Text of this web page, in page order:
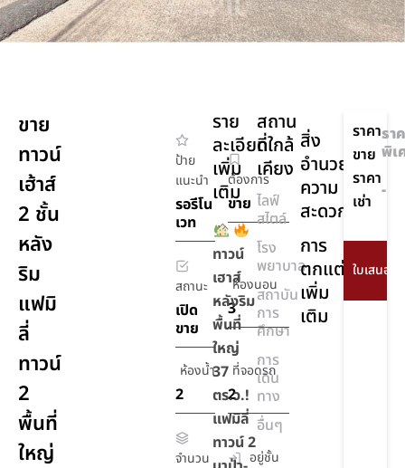
ขาย
ทาวน์
เฮ้าส์
2 ชั้น
หลัง
ริม
แฟมิ
ลี่
ทาวน์
2
พื้นที่
ใหญ่
ป้าย
แนะนำ
รอรีโน
เวท
ต้องการ
ขาย
สถานะ
เปิด
ขาย
ห้องนอน
3
ห้องน้ำ
2
ที่จอดรถ
2
จำนวน
อยู่ชั้น
ราย
ละเอียด
เพิ่ม
เติม
ทาวน์
เฮาส์
หลังริม
พื้นที่
ใหญ่
37
ตร.ว.!
แฟมิลี่
ทาวน์ 2
สถาน
ที่ใกล้
เคียง
ไลฟ์
สไตล์
โรง
พยาบาล
สถาบัน
การ
ศึกษา
การ
เดิน
ทาง
อื่นๆ
สิ่ง
อำนวย
ความ
สะดวก
การ
ตกแต่ง
เพิ่ม
เติม
ราคา
ขาย
รา
พิเ
ราคา
เช่า
-